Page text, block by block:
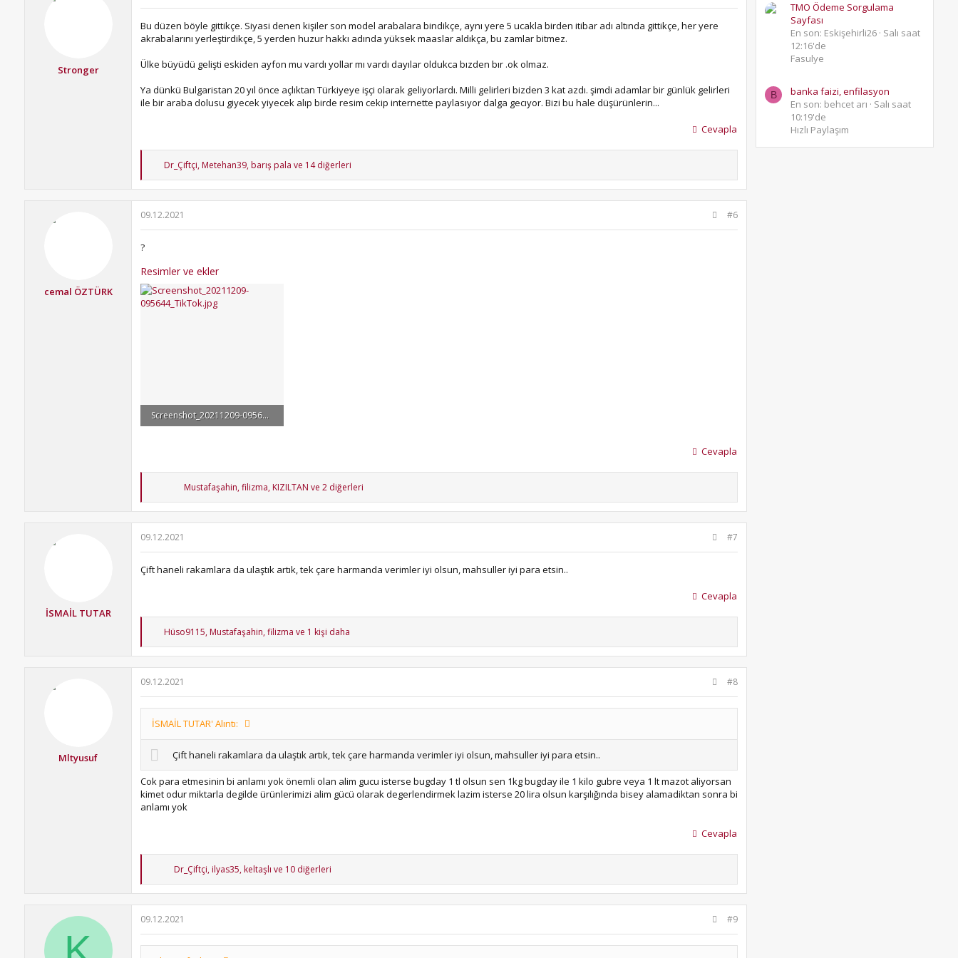
e
r
:
Stronger
Bu düzen böyle gittikçe. Siyasi denen kişiler son model arabalara bindikçe, aynı yere 5 ucakla birden itibar adı altında gittikçe, her yere
akrabalarını yerleştirdikçe, 5 yerden huzur hakkı adında yüksek maaslar aldıkça, bu zamlar bitmez.
Ülke büyüdü gelişti eskiden ayfon mu vardı yollar mı vardı dayılar oldukca bızden bır .ok olmaz.
Ya dünkü Bulgaristan 20 yıl önce açlıktan Türkiyeye işçi olarak geliyorlardı. Milli gelirleri bizden 3 kat azdı. şimdi adamlar bir günlük gelirleri
ile bir araba dolusu giyecek yiyecek alıp birde resim cekip internette paylasıyor dalga gecıyor. Bizi bu hale düşürünlerin...
Cevapla
T
p
l
e
Dr_Çiftçi,Metehan39,barış pala ve 14 diğerleri
cemal ÖZTÜRK
09.12.2021 #6
?
Resimler ve ekler
Screenshot_20211209-095644_TikTok.jpg
Cevapla
T
p
e
r
Mustafaşahin,filizma,KIZILTAN ve 2 diğerleri
İSMAİL TUTAR
09.12.2021 #7
Çift haneli rakamlara da ulaştık artık, tek çare harmanda verimler iyi olsun, mahsuller iyi para etsin..
Cevapla
T
p
l
e
r
:
Hüso9115,Mustafaşahin,filizma ve 1 kişi daha
Mltyusuf
09.12.2021 #8
İSMAİL TUTAR' Alıntı:
Çift haneli rakamlara da ulaştık artık, tek çare harmanda verimler iyi olsun, mahsuller iyi para etsin..
Cok para etmesinin bi anlamı yok önemli olan alim gucu isterse bugday 1 tl olsun sen 1kg bugday ile 1 kilo gubre veya 1 lt mazot aliyorsan
kimet odur miktarla degilde ürünlerimizi alim gücü olarak degerlendirmek lazim isterse 20 lira olsun karşılığında bisey alamadiktan sonra bi
anlamı yok
Cevapla
T
p
i
l
e
r
Dr_Çiftçi,ilyas35,keltaşlı ve 10 diğerleri
09.12.2021 #9
TMO Ödeme Sorgulama
Sayfası
En son: Eskişehirli26 Salı saat
12:16'de
Fasulye
B
banka faizi, enfilasyon
En son: behcet arı
Salı saat
10:19'de
Hızlı Paylaşım